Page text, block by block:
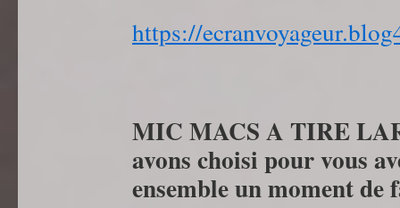
https://ecranvoyageur.
MIC MACS A TIRE
avons choisi pour vous
ensemble un moment